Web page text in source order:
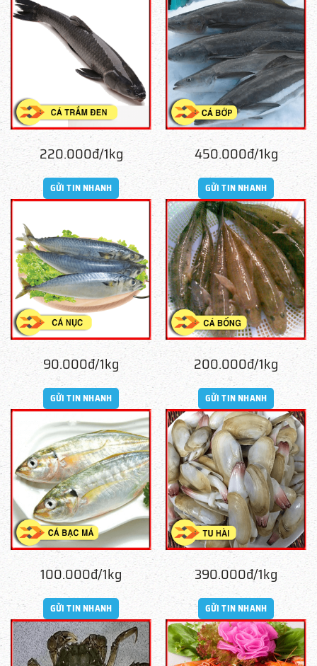
220.000đ/1kg
GỬI TIN NHANH
450.000đ/1kg
GỬI TIN NHANH
90.000đ/1kg
GỬI TIN NHANH
200.000đ/1kg
GỬI TIN NHANH
100.000đ/1kg
GỬI TIN NHANH
390.000đ/1kg
GỬI TIN NHANH